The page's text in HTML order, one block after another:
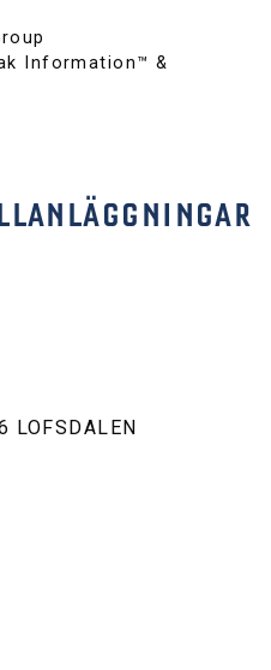
Information™ &
LOFSDALEN